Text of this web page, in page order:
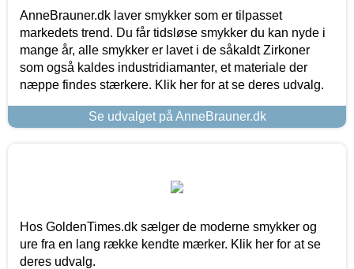
AnneBrauner.dk laver smykker som er tilpasset
markedets trend. Du får tidsløse smykker du kan nyde i
mange år, alle smykker er lavet i de såkaldt Zirkoner
som også kaldes industridiamanter, et materiale der
næppe findes stærkere. Klik her for at se deres udvalg.
Se udvalget på AnneBrauner.dk
Hos GoldenTimes.dk sælger de moderne smykker og
ure fra en lang række kendte mærker. Klik her for at se
deres udvalg.